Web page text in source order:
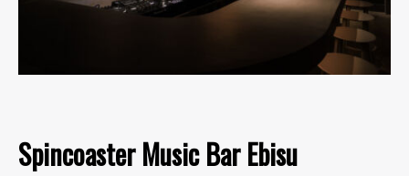
Spincoaster Music Bar Ebisu